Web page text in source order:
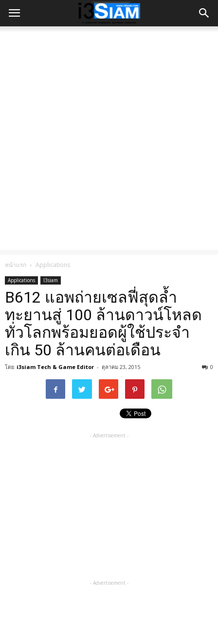
หน้าแรก Applications
Applications I3siam
B612 แอพถ่ายเซลฟี่สุดล้ำ
ทะยานสู่ 100 ล้านดาวน์โหลด
ทั่วโลกพร้อมยอดผู้ใช้ประจำ
เกิน 50 ล้านคนต่อเดือน
โดย i3siam Tech & Game Editor - ตุลาคม 23, 2015 0
- Advertisement -
- Advertisement -